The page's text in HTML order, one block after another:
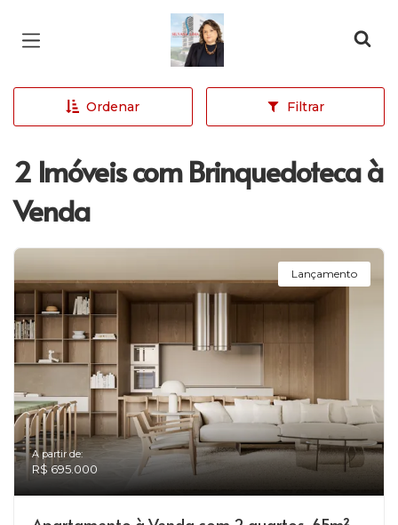
Página inicial
Ordenar Filtrar
2 Imóveis com Brinquedoteca à
Venda
Lançamento
A partir de:
R$ 695.000